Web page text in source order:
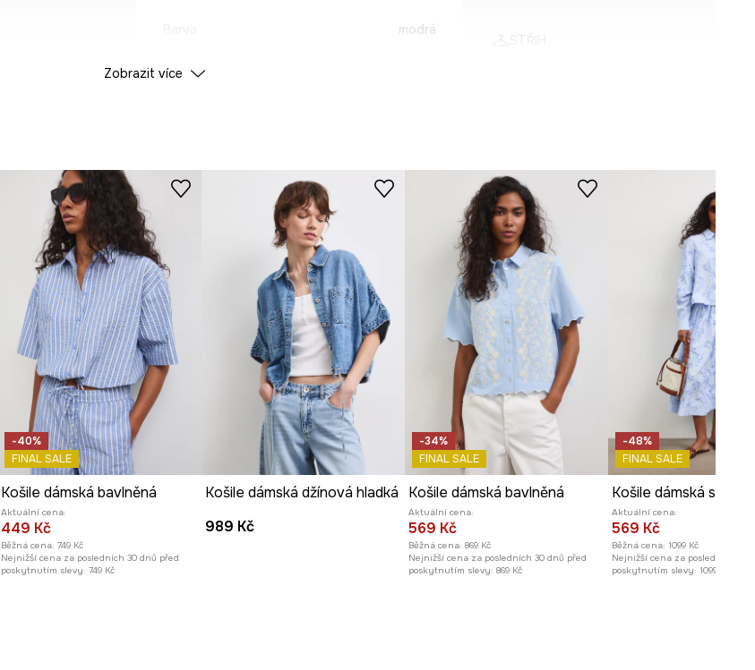
modrá
ID produktu
STŘIH
ROZMĚRY
Prohlédněte si rozměry
Zobrazit více
-40%
FINAL SALE
Košile dámská bavlněná
Aktuální cena:
449 Kč
Běžná cena: 749 Kč
Nejnižší cena za posledních 30 dnů před
poskytnutím slevy: 749 Kč
Košile dámská džínová hladká
989 Kč
-34%
FINAL SALE
Košile dámská bavlněná
Aktuální cena:
569 Kč
Běžná cena: 869 Kč
Nejnižší cena za posledních 30 dnů před
poskytnutím slevy: 869 Kč
-48%
FINAL SALE
Košile dámská s
Aktuální cena:
569 Kč
Běžná cena: 1099 Kč
Nejnižší cena za posledních 30
poskytnutím slevy: 1099 Kč